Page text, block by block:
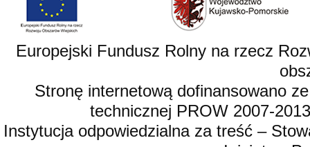
Europejski Fundusz Rolny na rzecz
Stronę internetową dofinansowano
technicznej PROW 2007-
Instytucja odpowiedzialna za treść –